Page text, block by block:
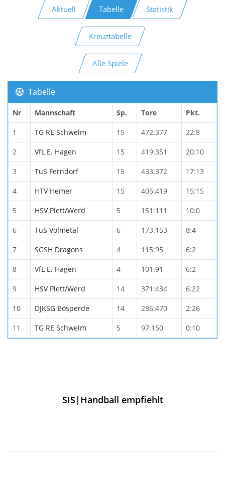
Aktuell Tabelle Statistik
Kreuztabelle
Alle Spiele
Tabelle
Nr Mannschaft Sp. Tore Pkt.
1 TG RE Schwelm 15 472:377 22:8
2 VfL E. Hagen 15 419:351 20:10
3 TuS Ferndorf 15 433:372 17:13
4 HTV Hemer 15 405:419 15:15
5 HSV Plett/Werd 5 151:111 10:0
6 TuS Volmetal 6 173:153 8:4
7 SGSH Dragons 4 115:95 6:2
8 VfL E. Hagen 4 101:91 6:2
9 HSV Plett/Werd 14 371:434 6:22
10 DJKSG Bösperde 14 286:470 2:26
11 TG RE Schwelm 5 97:150 0:10
SIS|Handball empfiehlt